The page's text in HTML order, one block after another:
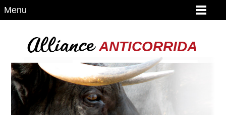
Menu
AllianceANTICORRIDA